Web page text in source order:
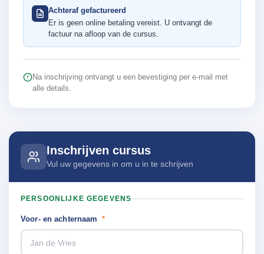
Inschrijven cursus
Vul uw gegevens in om u in te schrijven
PERSOONLIJKE GEGEVENS
Voor- en achternaam *
Achteraf gefactureerd
Er is geen online betaling vereist. U ontvangt de
factuur na afloop van de cursus.
Na inschrijving ontvangt u een bevestiging per e-mail met
alle details.